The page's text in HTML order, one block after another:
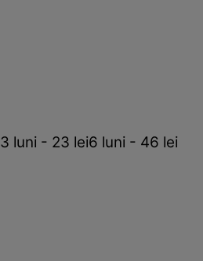
3 luni - 23 lei6 luni - 46 lei